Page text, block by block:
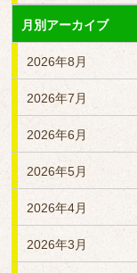
月別アーカイブ
2026年8月
2026年7月
2026年6月
2026年5月
2026年4月
2026年3月